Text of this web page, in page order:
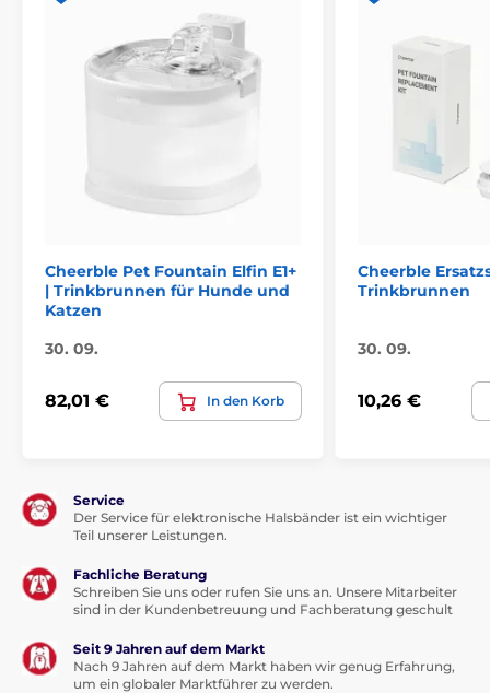
Dreifache Filterung:
Eine Kombination aus
Baumwolle, Aktivkohle und Harz für maximale
Sauberes Wasser ohne Verunreinigungen:Fängt
Haare, Staub und kleine Rückstände wirksam auf.
Entfernung chemischer Substanzen:
Gerüche und bindet Schwermetallionen.
Cheerble Pet Fountain Elfin E1+
| Trinkbrunnen für Hunde und
Katzen
30. 09.
82,01 € In den Korb
Cheerble
Trinkbrunnen
30. 09.
10,26 €
Service
Der Service für elektronische Halsbänder ist ein wichtiger
Teil unserer Leistungen.
Fachliche Beratung
Schreiben Sie uns oder rufen Sie uns an. Unsere Mitarbeiter
sind in der Kundenbetreuung und Fachberatung geschult
Seit 9 Jahren auf dem Markt
Nach 9 Jahren auf dem Markt haben wir genug Erfahrung,
um ein globaler Marktführer zu werden.